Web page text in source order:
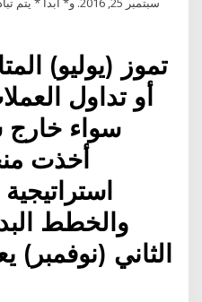
أو تداول
سواء خارج
أخذت
الثاني (نوفمبر)